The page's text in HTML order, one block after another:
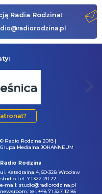
Radia Rodzina!
© Radio Rodzina 2018 |
Grupa Medialna JOHANNEUM
Radio Rodzina
ul. Katedralna 4, 50-328 Wrocław
studio: tel. 71 322 20 22
e-mail: studio@radiorodzina.pl
newsroom: tel. +48 71 327 12 85